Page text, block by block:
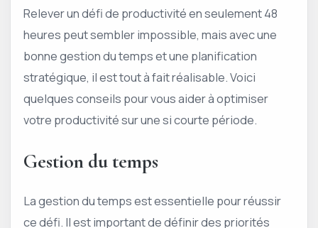
Relever un défi de productivité en seulement 48
heures peut sembler impossible, mais avec une
bonne gestion du temps et une planification
stratégique, il est tout à fait réalisable. Voici
quelques conseils pour vous aider à optimiser
votre productivité sur une si courte période.
Gestion du temps
La gestion du temps est essentielle pour réussir
ce défi. Il est important de définir des priorités